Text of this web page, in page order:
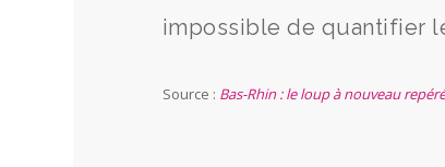
impossible de quantifier
Source : Bas-Rhin : le loup à nouveau repéré